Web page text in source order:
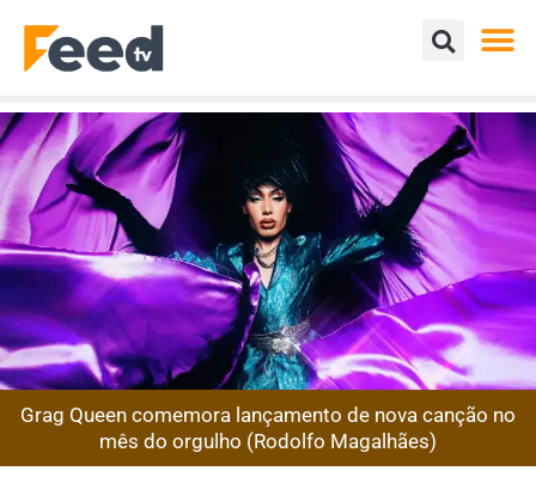
Grag Queen comemora lançamento de nova canção no
mês do orgulho (Rodolfo Magalhães)